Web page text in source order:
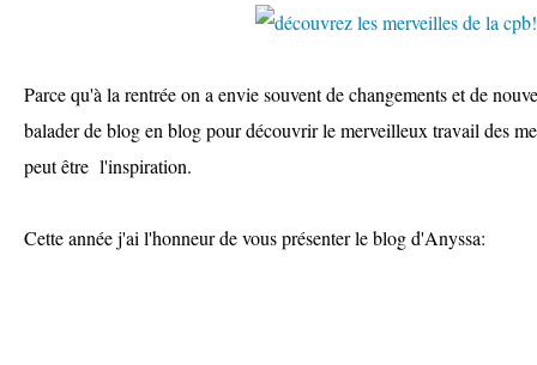
Parce qu'à la rentrée on a envie souvent de changements et de
balader de blog en blog pour découvrir le merveilleux travail des
peut être l'inspiration.
Cette année j'ai l'honneur de vous présenter le blog d'Anyssa: